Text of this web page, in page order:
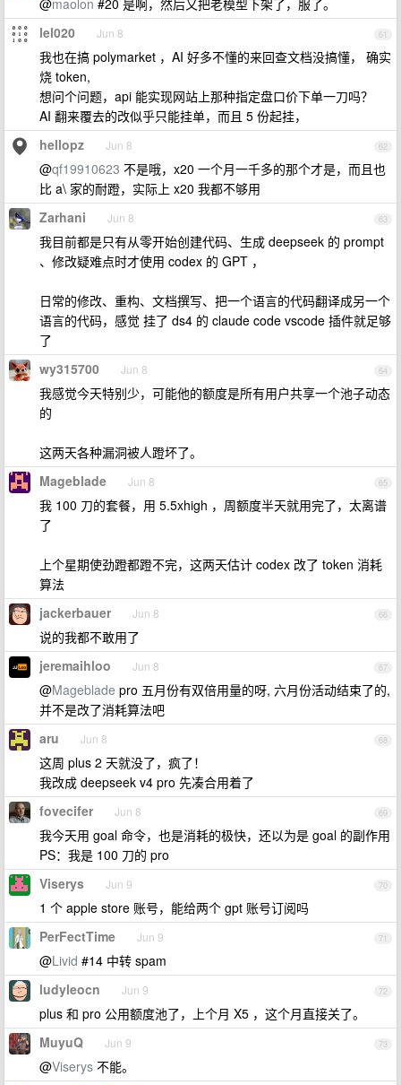
@maolon #20 是啊，然后又把老模型下架了，服了。
61
lel020 Jun 8
我也在搞 polymarket ，AI 好多不懂的来回查文档没搞懂， 确实
烧 token,
想问个问题，api 能实现网站上那种指定盘口价下单一刀吗？
AI 翻来覆去的改似乎只能挂单，而且 5 份起挂，
62
hellopz Jun 8
@qf19910623 不是哦，x20 一个月一千多的那个才是，而且也
比 a\ 家的耐蹬，实际上 x20 我都不够用
63
Zarhani Jun 8
我目前都是只有从零开始创建代码、生成 deepseek 的 prompt
、修改疑难点时才使用 codex 的 GPT ，
日常的修改、重构、文档撰写、把一个语言的代码翻译成另一个
语言的代码，感觉 挂了 ds4 的 claude code vscode 插件就足够
了
64
wy315700 Jun 8
我感觉今天特别少，可能他的额度是所有用户共享一个池子动态
的
这两天各种漏洞被人蹬坏了。
65
Mageblade Jun 8
我 100 刀的套餐，用 5.5xhigh ，周额度半天就用完了，太离谱
了
上个星期使劲蹬都蹬不完，这两天估计 codex 改了 token 消耗
算法
66
jackerbauer Jun 8
说的我都不敢用了
67
jeremaihloo Jun 8
@Mageblade pro 五月份有双倍用量的呀, 六月份活动结束了的,
并不是改了消耗算法吧
68
aru Jun 8
这周 plus 2 天就没了，疯了！
我改成 deepseek v4 pro 先凑合用着了
69
fovecifer Jun 8
我今天用 goal 命令，也是消耗的极快，还以为是 goal 的副作用
PS：我是 100 刀的 pro
70
Viserys Jun 9
1 个 apple store 账号，能给两个 gpt 账号订阅吗
71
PerFectTime Jun 9
@Livid #14 中转 spam
72
ludyleocn Jun 9
plus 和 pro 公用额度池了，上个月 X5 ，这个月直接关了。
73
MuyuQ Jun 9
@Viserys 不能。